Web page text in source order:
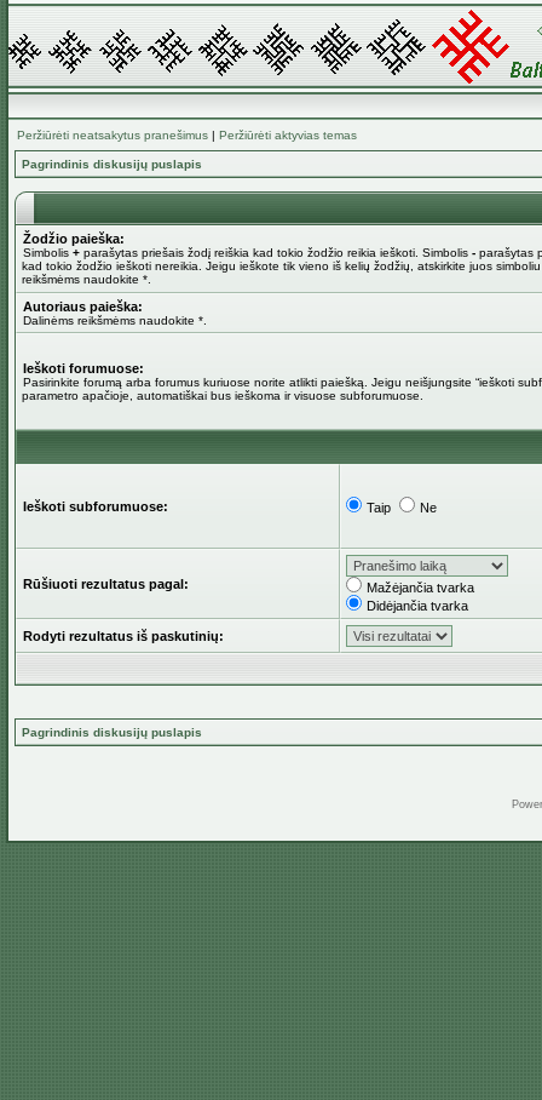
Peržiūrėti neatsakytus pranešimus | Peržiūrėti aktyvias temas
Pagrindinis diskusijų puslapis
Žodžio paieška:
Simbolis + parašytas priešais žodį reiškia kad tokio žodžio reikia ieškoti. Simbolis - parašytas
kad tokio žodžio ieškoti nereikia. Jeigu ieškote tik vieno iš kelių žodžių, atskirkite juos
reikšmėms naudokite *.
Autoriaus paieška:
Dalinėms reikšmėms naudokite *.
Ieškoti forumuose:
Pasirinkite forumą arba forumus kuriuose norite atlikti paiešką. Jeigu neišjungsite “ieškoti
parametro apačioje, automatiškai bus ieškoma ir visuose subforumuose.
Ieškoti subforumuose: Taip Ne
Rūšiuoti rezultatus pagal:
Mažėjančia tvarka
Didėjančia tvarka
Rodyti rezultatus iš paskutinių:
Pagrindinis diskusijų puslapis